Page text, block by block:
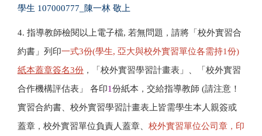
學生 107000777_陳一林 敬上
4. 指導教師檢閱以上電子檔, 若無問題 ， 請將 「校外實習合
約書 」 列印一式3份(學生, 亞大與校外實習單位各需持1份)
紙本蓋章簽名3份 ， 「校外實習學習計畫表 」 「校外實習
合作機構評估表 」 各印1份紙本 ， 交給指導教師 (請注意！
實習合約書、 校外實習學習計畫表 上皆需學生本人親簽或
蓋章 ， 校外實習單位負責人蓋章、 校外實習單位公司章 ， 印